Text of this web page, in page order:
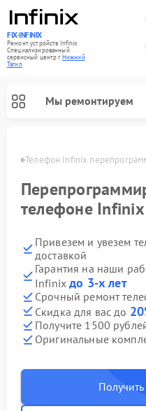
FIX-INFINIX
Ремонт устройств Infinix
Специализированный
cервисный центр г.Нижний
Тагил
Мы ремонтируем
Телефон Infinix
телефоне
Привезем и увезем
доставкой
Гарантия на наши
Infinixдо 3-х лет
Срочный ремонт
Скидка для вас до
Получите 1500
Оригинальные